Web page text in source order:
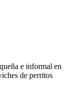
e informal en
de perritos